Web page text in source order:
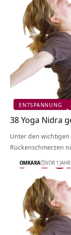
ENTSPANNUNG
38 Yoga Nidra
Unter den
Rückenschmerzen
OMKARA VOR 1 JAHR